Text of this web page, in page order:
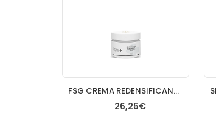
FSG CREMA REDENSIFICANTE RENOVADORA RICA 50ML
26,25€